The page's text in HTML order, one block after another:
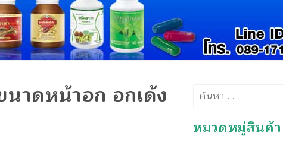
นาดหน้าอก อกเด้ง ค้นหา
หมวดหมู่สินค้า